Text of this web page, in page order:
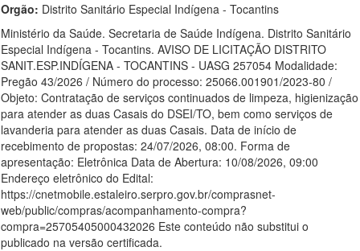
Orgão: Distrito Sanitário Especial Indígena - Tocantins
Ministério da Saúde. Secretaria de Saúde Indígena. Distrito Sanitário
Especial Indígena - Tocantins. AVISO DE LICITAÇÃO DISTRITO
SANIT.ESP.INDÍGENA - TOCANTINS - UASG 257054 Modalidade:
Pregão 43/2026 / Número do processo: 25066.001901/2023-80 /
Objeto: Contratação de serviços continuados de limpeza, higienização
para atender as duas Casais do DSEI/TO, bem como serviços de
lavanderia para atender as duas Casais. Data de início de
recebimento de propostas: 24/07/2026, 08:00. Forma de
apresentação: Eletrônica Data de Abertura: 10/08/2026, 09:00
Endereço eletrônico do Edital:
https://cnetmobile.estaleiro.serpro.gov.br/comprasnet-
web/public/compras/acompanhamento-compra?
compra=25705405000432026 Este conteúdo não substitui o
publicado na versão certificada.